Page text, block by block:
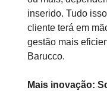
inserido. Tudo
cliente terá em
gestão mais
Barucco.
Mais inovação: